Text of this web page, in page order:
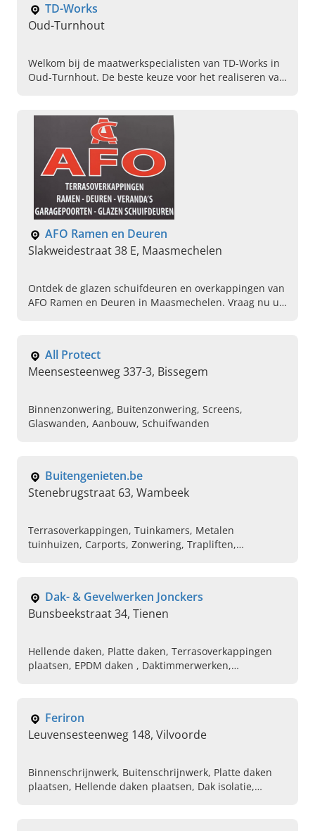
TD-Works
Oud-Turnhout
Welkom bij de maatwerkspecialisten van TD-Works in
Oud-Turnhout. De beste keuze voor het realiseren van
AFO Ramen en Deuren
Slakweidestraat 38 E, Maasmechelen
Ontdek de glazen schuifdeuren en overkappingen van
AFO Ramen en Deuren in Maasmechelen. Vraag nu uw
All Protect
Meensesteenweg 337-3, Bissegem
Binnenzonwering, Buitenzonwering, Screens,
Glaswanden, Aanbouw, Schuifwanden
Buitengenieten.be
Stenebrugstraat 63, Wambeek
Terrasoverkappingen, Tuinkamers, Metalen
tuinhuizen, Carports, Zonwering, Trapliften,
Dak- & Gevelwerken Jonckers
Bunsbeekstraat 34, Tienen
Hellende daken, Platte daken, Terrasoverkappingen
plaatsen, EPDM daken , Daktimmerwerken,
Feriron
Leuvensesteenweg 148, Vilvoorde
Binnenschrijnwerk, Buitenschrijnwerk, Platte daken
plaatsen, Hellende daken plaatsen, Dak isolatie,